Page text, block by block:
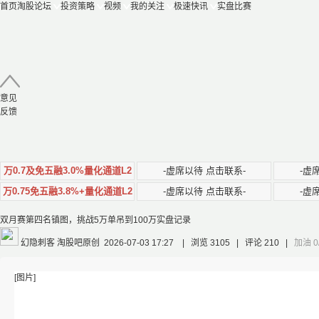
首页淘股论坛 投资策略 视频 我的关注 极速快讯 实盘比赛
意见
反馈
万0.7及免五融3.0%量化通道L2 -虚席以待 点击联系-
-虚
万0.75免五融3.8%+量化通道L2
-虚席以待 点击联系- -虚
双月赛第四名镇图，挑战5万单吊到100万实盘记录
幻隐刺客 淘股吧原创 2026-07-03 17:27 浏览 3105 评论 210 加油
[图片]